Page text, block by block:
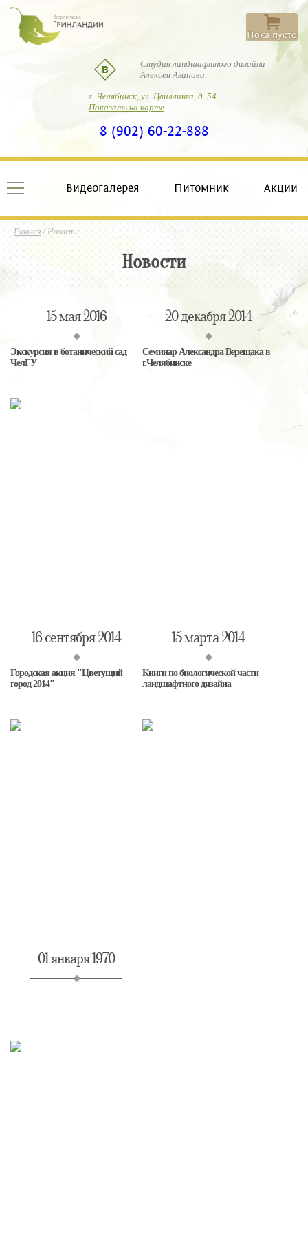
Студия ландшафтного дизайна
Алексея Агапова
8 (902) 60-22-888
г. Челябинск, ул. Цвиллинга, д. 54
Показать на карте
Пока пусто
Видеогалерея Питомник Акции
Главная / Новости
Новости
15 мая 2016
Экскурсия в ботанический сад
ЧелГУ
20 декабря 2014
Семинар Александра Верещака в
г.Челябинске
16 сентября 2014
Городская акция "Цветущий
город 2014"
15 марта 2014
Книги по биологической части
ландшафтного дизайна
01 января 1970